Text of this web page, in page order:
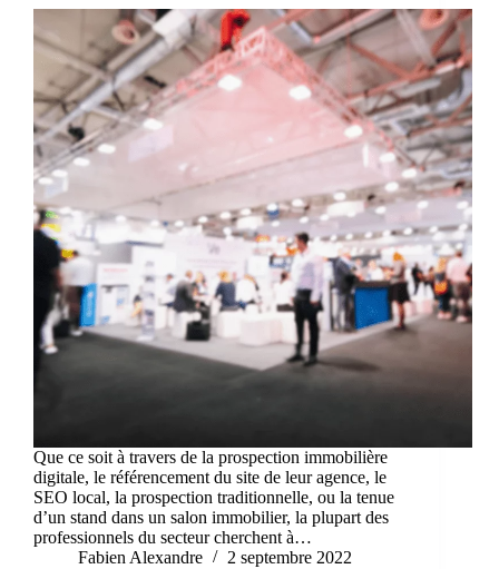
Que ce soit à travers de la prospection immobilière
digitale, le référencement du site de leur agence, le
SEO local, la prospection traditionnelle, ou la tenue
d’un stand dans un salon immobilier, la plupart des
professionnels du secteur cherchent à…
Fabien Alexandre
2 septembre 2022